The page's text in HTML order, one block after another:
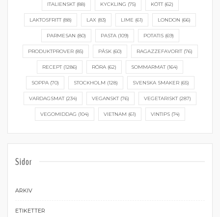
ITALIENSKT(88) KYCKLING (75) KÖTT(62)
LAKTOSFRITT(88) LAX (83) LIME (61) LONDON (66)
PARMESAN (80) PASTA(109) POTATIS(69)
PRODUKTPROVER(85) PÅSK(60) RAGAZZEFAVORIT(76)
RECEPT(1286) RÖRA (62) SOMMARMAT(164)
SOPPA(70) STOCKHOLM (128) SVENSKA SMAKER(65)
VARDAGSMAT(234) VEGANSKT(76) VEGETARISKT(287)
VEGOMIDDAG (104) VIETNAM (61) VINTIPS (74)
Sidor
ARKIV
ETIKETTER